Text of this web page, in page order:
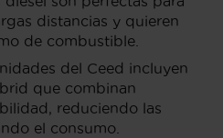
distancias y quieren
de combustible.
del Ceed incluyen
que combinan
reduciendo las
el consumo.